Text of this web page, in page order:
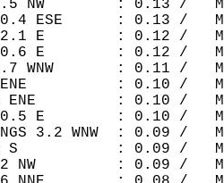
2.5 NW        : 0.13 /
0.4 ESE      : 0.13 /
2.1 E        : 0.12 /
0.6 E        : 0.12 /
4.7 WNW       : 0.11 /
6.8 ENE          : 0.10 /
0.6 ENE         : 0.10 /
0.5 E        : 0.10 /
3.2 WNW  : 0.09
2.9 S           : 0.09 /
5.2 NW         : 0.09 /